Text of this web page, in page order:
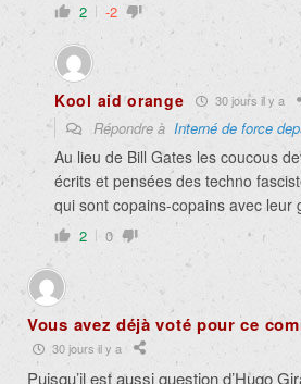
2 -2
Kool aid orange 30 jours il y a
Répondre à Interné de force
Au lieu de Bill Gates les coucous
écrits et pensées des techno
qui sont copains-copains avec leur
2 0
Vous avez déjà voté pour ce
30 jours il y a
Puisqu’il est aussi question d’Hugo